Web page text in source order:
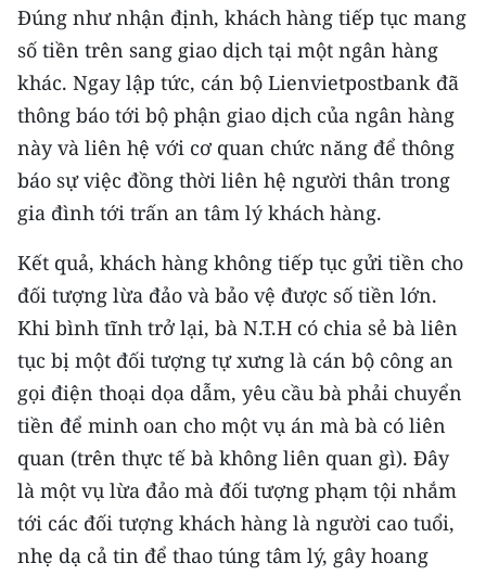
CHUYÊN ĐỀ
CÁC CHUYÊN TRANG
VỀ BÁO NHÂN DÂN
THỜI NAY
NHÂN DÂN CUỐI TUẦN
NHÂN DÂN HẰNG THÁNG
MUA BÁO
ĐỌC BÁO IN
ENGLISH
中文
Đúng như nhận định, khách hàng tiếp tục mang
số tiền trên sang giao dịch tại một ngân hàng
khác. Ngay lập tức, cán bộ Lienvietpostbank đã
thông báo tới bộ phận giao dịch của ngân hàng
này và liên hệ với cơ quan chức năng để thông
báo sự việc đồng thời liên hệ người thân trong
gia đình tới trấn an tâm lý khách hàng.
Kết quả, khách hàng không tiếp tục gửi tiền cho
đối tượng lừa đảo và bảo vệ được số tiền lớn.
Khi bình tĩnh trở lại, bà N.T.H có chia sẻ bà liên
tục bị một đối tượng tự xưng là cán bộ công an
gọi điện thoại dọa dẫm, yêu cầu bà phải chuyển
tiền để minh oan cho một vụ án mà bà có liên
quan (trên thực tế bà không liên quan gì). Đây
là một vụ lừa đảo mà đối tượng phạm tội nhắm
tới các đối tượng khách hàng là người cao tuổi,
nhẹ dạ cả tin để thao túng tâm lý, gây hoang